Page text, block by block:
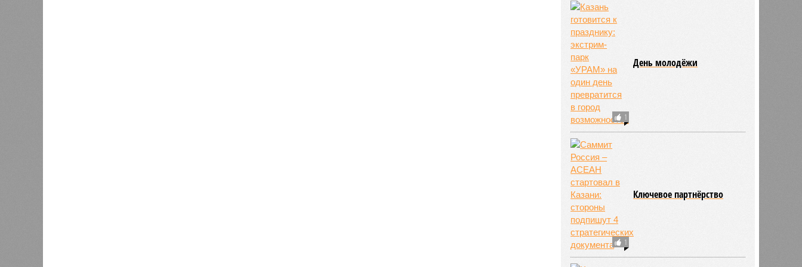
1
День молодёжи
1
Ключевое партнёрство